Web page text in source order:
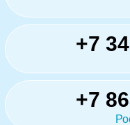
+7
+7